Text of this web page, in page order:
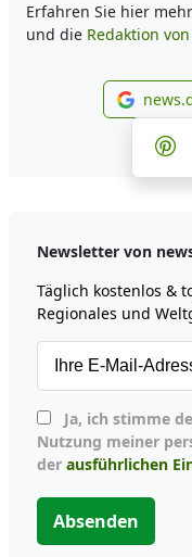
Erfahren Sie hier
und die Redaktion
Newsletter von
Täglich kostenlos &
Regionales und
Nutzung meiner
der ausführlichen
Absenden